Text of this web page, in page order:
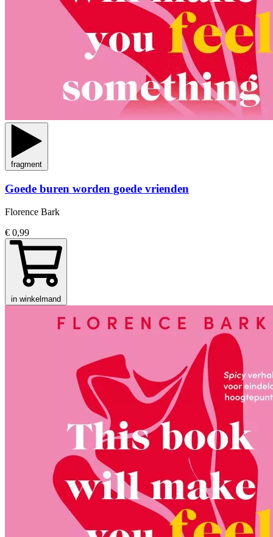
fragment
Goede buren worden goede vrienden
Florence Bark
€ 0,99
in winkelmand